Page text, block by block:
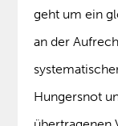
geht um ein
an der
Hungersnot